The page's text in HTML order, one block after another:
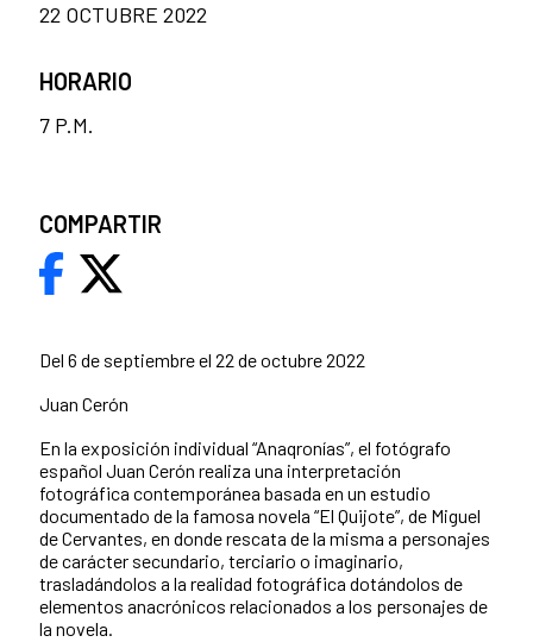
Del 6 de septiembre el 22 de octubre 2022
Juan Cerón
En la exposición individual “Anaqronías”, el fotógrafo
español Juan Cerón realiza una interpretación
fotográfica contemporánea basada en un estudio
documentado de la famosa novela “El Quijote”, de Miguel
de Cervantes, en donde rescata de la misma a personajes
de carácter secundario, terciario o imaginario,
trasladándolos a la realidad fotográfica dotándolos de
elementos anacrónicos relacionados a los personajes de
la novela.
22 OCTUBRE 2022
HORARIO
7 P.M.
COMPARTIR